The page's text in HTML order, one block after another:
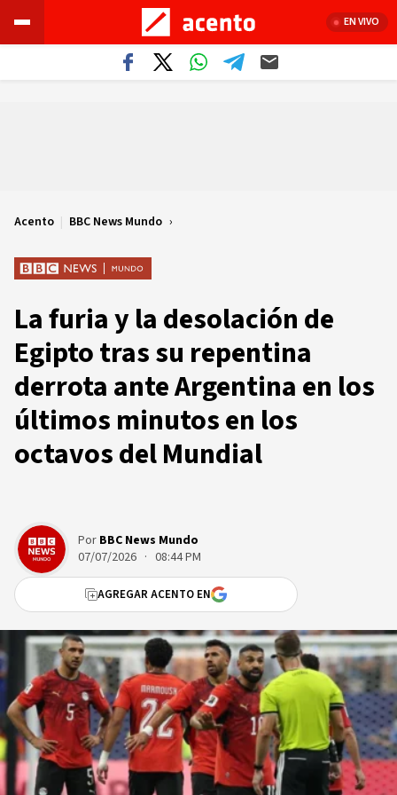
EN VIVO
Acento | BBC News Mundo
La furia y la desolación de
Egipto tras su repentina
derrota ante Argentina en los
últimos minutos en los
octavos del Mundial
Por BBC News Mundo
07/07/2026 · 08:44 PM
AGREGAR ACENTO EN